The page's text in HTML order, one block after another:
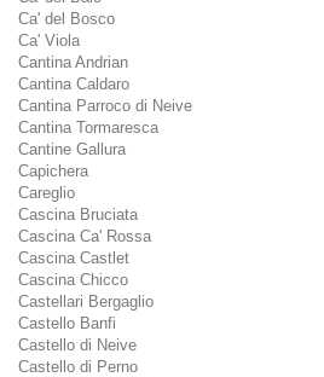
Ca' del Bosco
Ca' Viola
Cantina Andrian
Cantina Caldaro
Cantina Parroco di Neive
Cantina Tormaresca
Cantine Gallura
Capichera
Careglio
Cascina Bruciata
Cascina Ca' Rossa
Cascina Castlet
Cascina Chicco
Castellari Bergaglio
Castello Banfi
Castello di Neive
Castello di Perno